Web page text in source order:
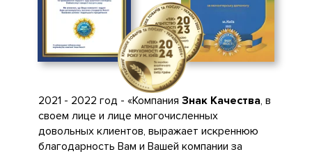
2021 - 2022 год - «Компания Знак Качества, в
своем лице и лице многочисленных
довольных клиентов, выражает искреннюю
благодарность Вам и Вашей компании за